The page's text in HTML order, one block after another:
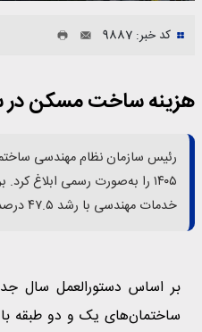
کد خبر: 9887
هزینه ساخت مسکن در سال 1405+
رئیس سازمان نظام مهندسی
۱۴۰۵ را به‌صورت رسمی ابلاغ
خدمات مهندسی با رشد ۴۷.۵ درصدی افزایش یافته‌اند.
بر اساس دستورالعمل سال